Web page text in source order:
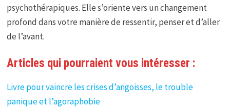
psychothérapiques. Elle s’oriente vers un changement
profond dans votre manière de ressentir, penser et d’aller
de l’avant.
Articles qui pourraient vous intéresser :
Livre pour vaincre les crises d’angoisses, le trouble
panique et l’agoraphobie